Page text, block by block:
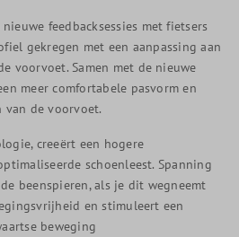
feedbacksessies met fietsers
gekregen met een aanpassing aan
voorvoet. Samen met de nieuwe
meer comfortabele pasvorm en
van de voorvoet.
creeërt een hogere
schoenleest. Spanning
beenspieren, als je dit wegneemt
en stimuleert een
beweging